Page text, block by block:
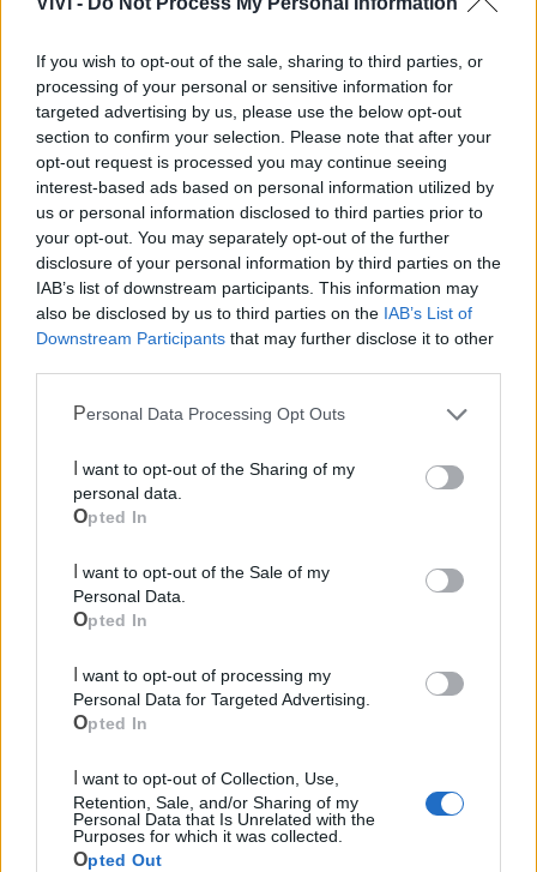
If you wish to opt-out of the sale, sharing to third parties, or
processing of your personal or sensitive information for
targeted advertising by us, please use the below opt-out
section to confirm your selection. Please note that after your
opt-out request is processed you may continue seeing
interest-based ads based on personal information utilized by
us or personal information disclosed to third parties prior to
your opt-out. You may separately opt-out of the further
disclosure of your personal information by third parties on the
IAB’s list of downstream participants. This information may
also be disclosed by us to third parties on the IAB’s List of
Downstream Participants that may further disclose it to other
Personal Data Processing Opt Outs
personal data.
Opted In
Personal Data.
Opted In
Personal Data for Targeted Advertising.
Opted In
Retention, Sale, and/or Sharing of my
Personal Data that Is Unrelated with the
Purposes for which it was collected.
Opted Out
Farmacia di turno
Cimitero
Ufficio Postale
Guardia Medica
Canile
LE INFO UTILI DI MOTTOLA